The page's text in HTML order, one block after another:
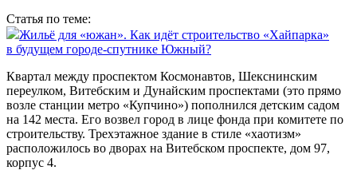
Статья по теме:
Жильё для «южан». Как идёт строительство «Хайпарка»
в будущем городе-спутнике Южный?
Квартал между проспектом Космонавтов, Шекснинским
переулком, Витебским и Дунайским проспектами (это прямо
возле станции метро «Купчино») пополнился детским садом
на 142 места. Его возвел город в лице фонда при комитете по
строительству. Трех­этажное здание в стиле «хаотизм»
расположилось во дворах на Витебском проспекте, дом 97,
корпус 4.